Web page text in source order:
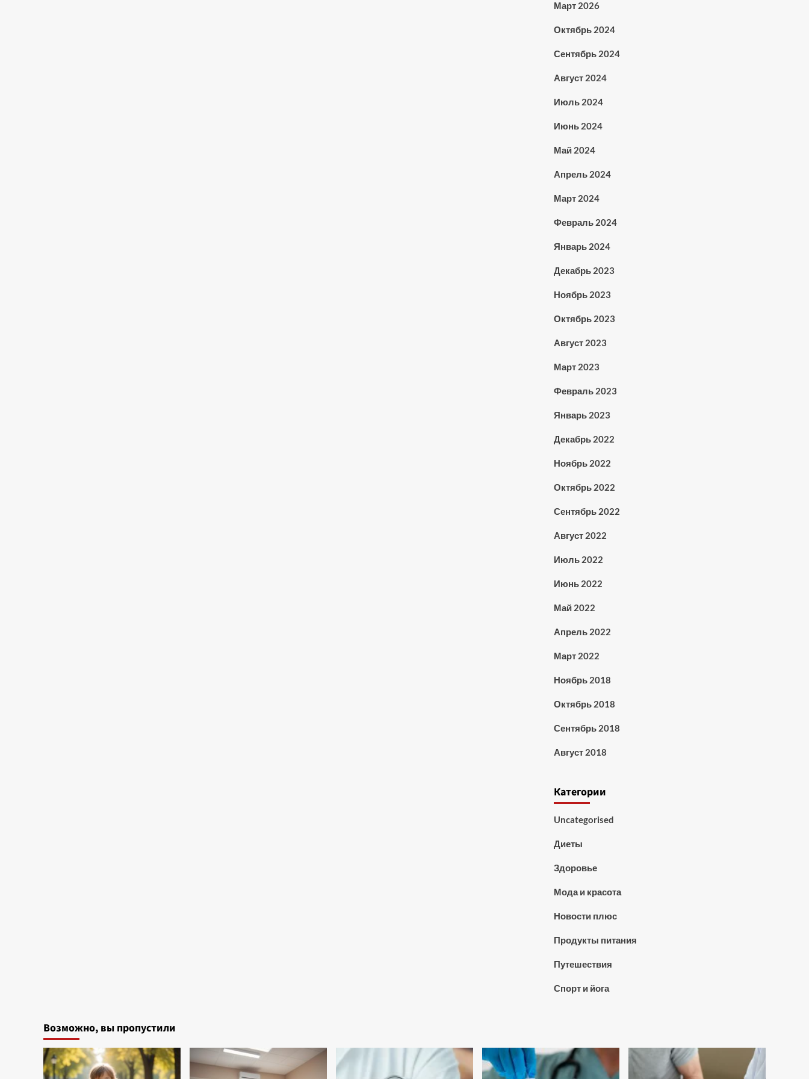
Март 2026
Октябрь 2024
Сентябрь 2024
Август 2024
Июль 2024
Июнь 2024
Май 2024
Апрель 2024
Март 2024
Февраль 2024
Январь 2024
Декабрь 2023
Ноябрь 2023
Октябрь 2023
Август 2023
Март 2023
Февраль 2023
Январь 2023
Декабрь 2022
Ноябрь 2022
Октябрь 2022
Сентябрь 2022
Август 2022
Июль 2022
Июнь 2022
Май 2022
Апрель 2022
Март 2022
Ноябрь 2018
Октябрь 2018
Сентябрь 2018
Август 2018
Категории
Uncategorised
Диеты
Здоровье
Мода и красота
Новости плюс
Продукты питания
Путешествия
Спорт и йога
Возможно, вы пропустили